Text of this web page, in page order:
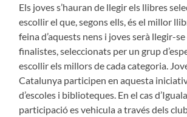
Els joves s’hauran de llegir els llibres
escollir el que, segons ells, és el millor
feina d’aquests nens i joves serà llegir-
finalistes, seleccionats per un grup
escollir els millors de cada categoria.
Catalunya participen en aquesta
d’escoles i biblioteques. En el cas
participació es vehicula a través dels